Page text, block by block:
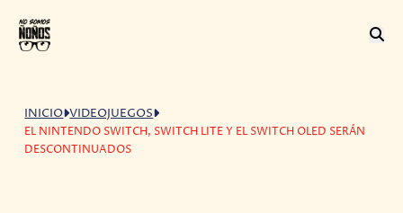
INICIO VIDEOJUEGOS
EL NINTENDO SWITCH, SWITCH LITE Y EL SWITCH OLED SERÁN
DESCONTINUADOS